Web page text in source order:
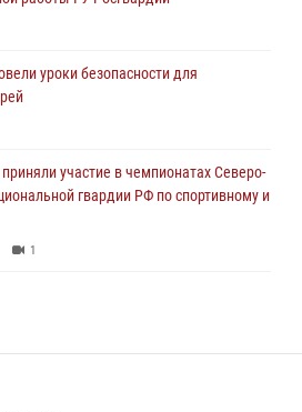
обнаружили объявленный в розыск
при совершении кражи в
уроки безопасности для
участие в чемпионатах Северо-
гвардии РФ по спортивному и
1
росгвардейцы задержали хулигана,